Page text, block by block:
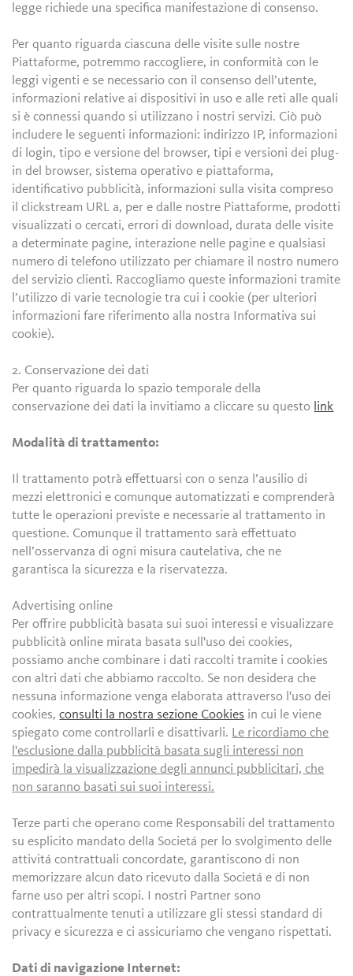
legge richiede una specifica manifestazione di consenso.
Per quanto riguarda ciascuna delle visite sulle nostre
Piattaforme, potremmo raccogliere, in conformità con le
leggi vigenti e se necessario con il consenso dell’utente,
informazioni relative ai dispositivi in uso e alle reti alle quali
si è connessi quando si utilizzano i nostri servizi. Ciò può
includere le seguenti informazioni: indirizzo IP, informazioni
di login, tipo e versione del browser, tipi e versioni dei plug-
in del browser, sistema operativo e piattaforma,
identificativo pubblicità, informazioni sulla visita compreso
il clickstream URL a, per e dalle nostre Piattaforme, prodotti
visualizzati o cercati, errori di download, durata delle visite
a determinate pagine, interazione nelle pagine e qualsiasi
numero di telefono utilizzato per chiamare il nostro numero
del servizio clienti. Raccogliamo queste informazioni tramite
l’utilizzo di varie tecnologie tra cui i cookie (per ulteriori
informazioni fare riferimento alla nostra Informativa sui
cookie).
2. Conservazione dei dati
Per quanto riguarda lo spazio temporale della
conservazione dei dati la invitiamo a cliccare su questo link
Modalità di trattamento:
Il trattamento potrà effettuarsi con o senza l’ausilio di
mezzi elettronici e comunque automatizzati e comprenderà
tutte le operazioni previste e necessarie al trattamento in
questione. Comunque il trattamento sarà effettuato
nell’osservanza di ogni misura cautelativa, che ne
garantisca la sicurezza e la riservatezza.
Advertising online
Per offrire pubblicità basata sui suoi interessi e visualizzare
pubblicità online mirata basata sull'uso dei cookies,
possiamo anche combinare i dati raccolti tramite i cookies
con altri dati che abbiamo raccolto. Se non desidera che
nessuna informazione venga elaborata attraverso l'uso dei
cookies,consulti la nostra sezione Cookies in cui le viene
spiegato come controllarli e disattivarli. Le ricordiamo che
l'esclusione dalla pubblicità basata sugli interessi non
impedirà la visualizzazione degli annunci pubblicitari, che
non saranno basati sui suoi interessi.
Terze parti che operano come Responsabili del trattamento
su esplicito mandato della Societá per lo svolgimento delle
attivitá contrattuali concordate, garantiscono di non
memorizzare alcun dato ricevuto dalla Societá e di non
farne uso per altri scopi. I nostri Partner sono
contrattualmente tenuti a utilizzare gli stessi standard di
privacy e sicurezza e ci assicuriamo che vengano rispettati.
Dati di navigazione Internet: